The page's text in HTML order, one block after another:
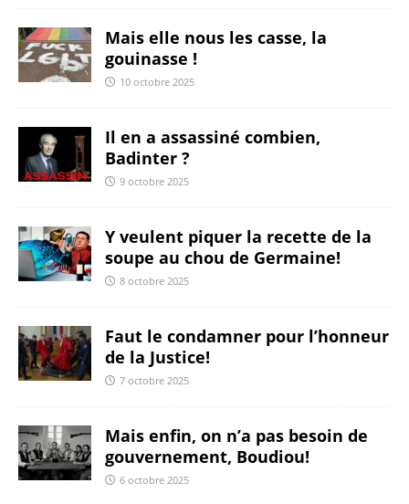
Mais elle nous les casse, la
gouinasse !
10 octobre 2025
Il en a assassiné combien,
Badinter ?
9 octobre 2025
Y veulent piquer la recette de la
soupe au chou de Germaine!
8 octobre 2025
Faut le condamner pour l’honneur
de la Justice!
7 octobre 2025
Mais enfin, on n’a pas besoin de
gouvernement, Boudiou!
6 octobre 2025